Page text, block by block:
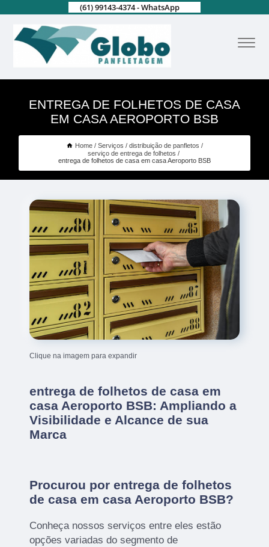
(61) 99143-4374 - WhatsApp
ENTREGA DE FOLHETOS DE CASA
EM CASA AEROPORTO BSB
Home Serviços
distribuição de panfletos
serviço de entrega de folhetos
entrega de folhetos de casa em casa Aeroporto BSB
Clique na imagem para expandir
entrega de folhetos de casa em
casa Aeroporto BSB: Ampliando a
Visibilidade e Alcance de sua
Marca
Procurou por entrega de folhetos
de casa em casa Aeroporto BSB?
Conheça nossos serviços entre eles estão
opções variadas do segmento de